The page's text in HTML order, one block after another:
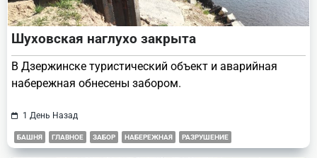
Шуховская наглухо закрыта
В Дзержинске туристический объект и аварийная
набережная обнесены забором.
1 День Назад
БАШНЯ ГЛАВНОЕ ЗАБОР НАБЕРЕЖНАЯ РАЗРУШЕНИЕ